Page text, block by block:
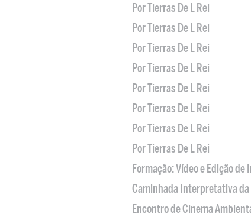
Por Tierras De L Rei
Por Tierras De L Rei
Por Tierras De L Rei
Por Tierras De L Rei
Por Tierras De L Rei
Por Tierras De L Rei
Por Tierras De L Rei
Por Tierras De L Rei
Formação: Vídeo e Edição de
Caminhada Interpretativa da
Encontro de Cinema